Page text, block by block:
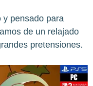
y pensado para
de un relajado
pretensiones.